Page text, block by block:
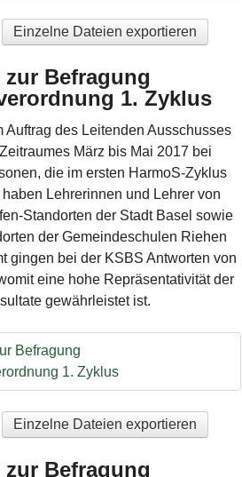
Einzelne Dateien exportieren
Befragung
1. Zyklus
Auftrag des Leitenden Ausschusses
März bis Mai 2017 bei
die im ersten HarmoS-Zyklus
Lehrerinnen und Lehrer von
Standorten der Stadt Basel sowie
der Gemeindeschulen Riehen
gingen bei der KSBS Antworten von
eine hohe Repräsentativität der
gewährleistet ist.
Schullaufbahnverordnung 1.
Befragung
1. Zyklus
Einzelne Dateien exportieren
Befragung